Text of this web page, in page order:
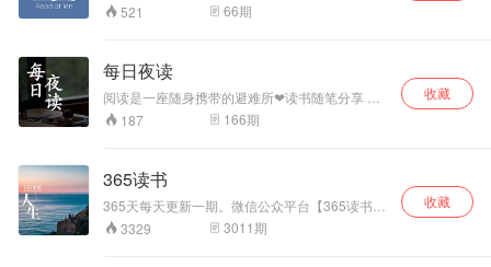
521
66期
每日夜读
阅读是一座随身携带的避难所❤读书随笔分享 有
精华书摘，也有好书分享。 谢谢你喜欢我的声
音， 每日夜读，伴你入梦。 感恩相遇！
187 166期
收藏
365读书
365天每天更新一期。微信公众平台【365读书】
（dus365)
3329 3011期
收藏